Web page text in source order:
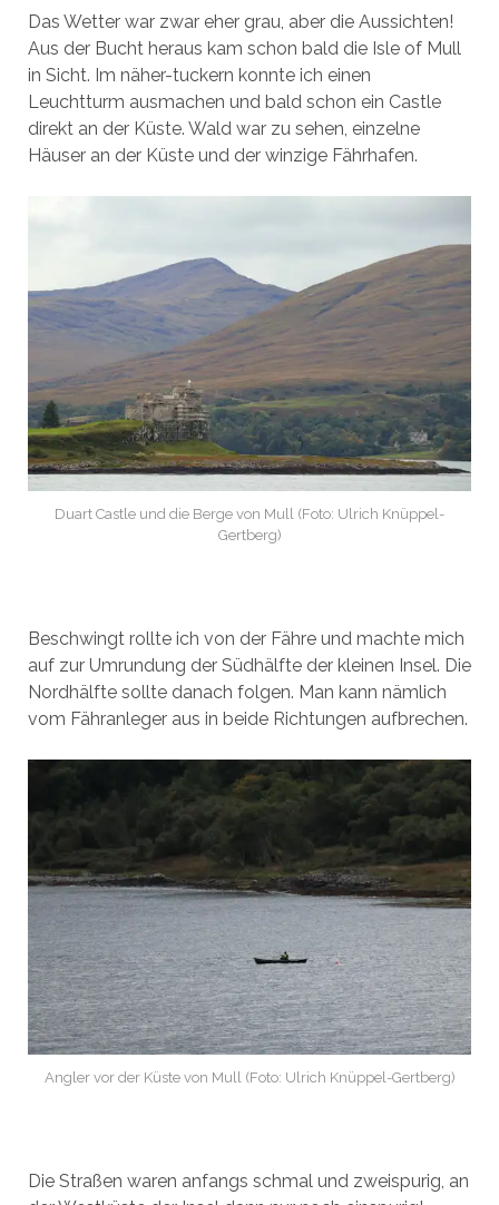
Das Wetter war zwar eher grau, aber die Aussichten!
Aus der Bucht heraus kam schon bald die Isle of Mull
in Sicht. Im näher-tuckern konnte ich einen
Leuchtturm ausmachen und bald schon ein Castle
direkt an der Küste. Wald war zu sehen, einzelne
Häuser an der Küste und der winzige Fährhafen.
Duart Castle und die Berge von Mull (Foto: Ulrich Knüppel-
Gertberg)
Beschwingt rollte ich von der Fähre und machte mich
auf zur Umrundung der Südhälfte der kleinen Insel. Die
Nordhälfte sollte danach folgen. Man kann nämlich
vom Fähranleger aus in beide Richtungen aufbrechen.
Angler vor der Küste von Mull (Foto: Ulrich Knüppel-Gertberg)
Die Straßen waren anfangs schmal und zweispurig, an